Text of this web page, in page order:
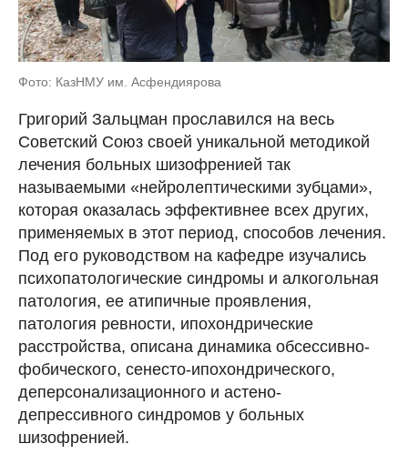
Фото: КазНМУ им. Асфендиярова
Григорий Зальцман прославился на весь
Советский Союз своей уникальной методикой
лечения больных шизофренией так
называемыми «нейролептическими зубцами»,
которая оказалась эффективнее всех других,
применяемых в этот период, способов лечения.
Под его руководством на кафедре изучались
психопатологические синдромы и алкогольная
патология, ее атипичные проявления,
патология ревности, ипохондрические
расстройства, описана динамика обсессивно-
фобического, сенесто-ипохондрического,
деперсонализационного и астено-
депрессивного синдромов у больных
шизофренией.